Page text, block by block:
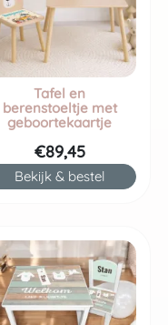
Tafel en
berenstoeltje met
geboortekaartje
€89,45
Bekijk & bestel